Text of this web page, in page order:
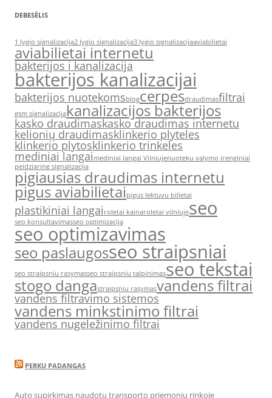
DEBESĖLIS
1 lygio signalizacija2 lygio signalizacija3 lygio signalizacijaaviabilietai
aviabilietai internetu
bakterijos i kanalizacija
bakterijos kanalizacijai
bakterijos nuotekomsblogcerpesdraudimasfiltrai
gsm signalizacijakanalizacijos bakterijos
kasko draudimaskasko draudimas internetu
kelionių draudimasklinkerio plyteles
klinkerio plytosklinkerio trinkeles
mediniai langai mediniai langai Vilniujenuoteku valymo irenginiai
peidziarine signalizacija
pigiausias draudimas internetu
pigus aviabilietaipigus lektuvu bilietai
plastikiniai langai roletai kainaroletai vilniujeseo
seo konsultavimasseo optimizacija
seo optimizavimas
seo paslaugosseo straipsniai
seo straipsniu rasymasseo straipsniu talpinimasseo tekstai
stogo dangastraipsniu rasymasvandens filtrai
vandens filtravimo sistemos
vandens minkstinimo filtrai
vandens nugeležinimo filtrai
PERKU PADANGAS
Auto supirkimas naudotų transporto priemonių rinkoje